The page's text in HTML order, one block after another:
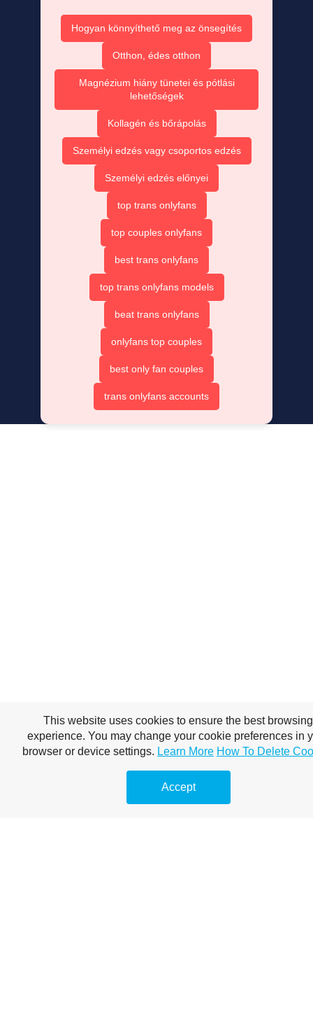
Hogyan könnyíthető meg az önsegítés
Otthon, édes otthon
Magnézium hiány tünetei és pótlási
lehetőségek
Kollagén és bőrápolás
Személyi edzés vagy csoportos edzés
Személyi edzés előnyei
top trans onlyfans
top couples onlyfans
best trans onlyfans
top trans onlyfans models
beat trans onlyfans
onlyfans top couples
best only fan couples
trans onlyfans accounts
This website uses cookies to ensure the best browsing
experience. You may change your cookie preferences in
browser or device settings. Learn More How To Delete
Accept